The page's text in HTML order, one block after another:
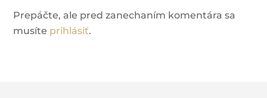
Prepáčte, ale pred zanechaním komentára sa
musíte prihlásiť.